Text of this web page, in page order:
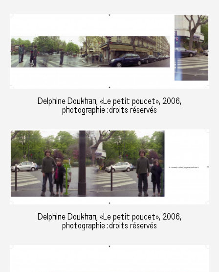
Delphine Doukhan, «Le petit poucet», 2006,
photographie : droits réservés
Delphine Doukhan, «Le petit poucet», 2006,
photographie : droits réservés